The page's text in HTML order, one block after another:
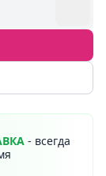
- всегда